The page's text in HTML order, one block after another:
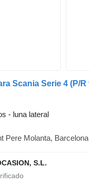
- luna lateral
Pere Molanta, Barcelona
S.L.